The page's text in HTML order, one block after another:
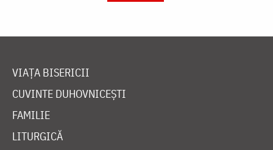
VIAȚA BISERICII
CUVINTE DUHOVNICEȘTI
FAMILIE
LITURGICĂ